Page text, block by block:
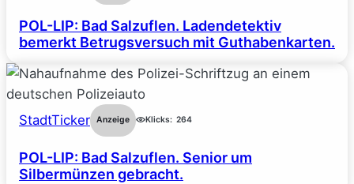
POL-LIP: Bad Salzuflen. Ladendetektiv
bemerkt Betrugsversuch mit Guthabenkarten.
StadtTicker Anzeige Klicks: 264
POL-LIP: Bad Salzuflen. Senior um
Silbermünzen gebracht.